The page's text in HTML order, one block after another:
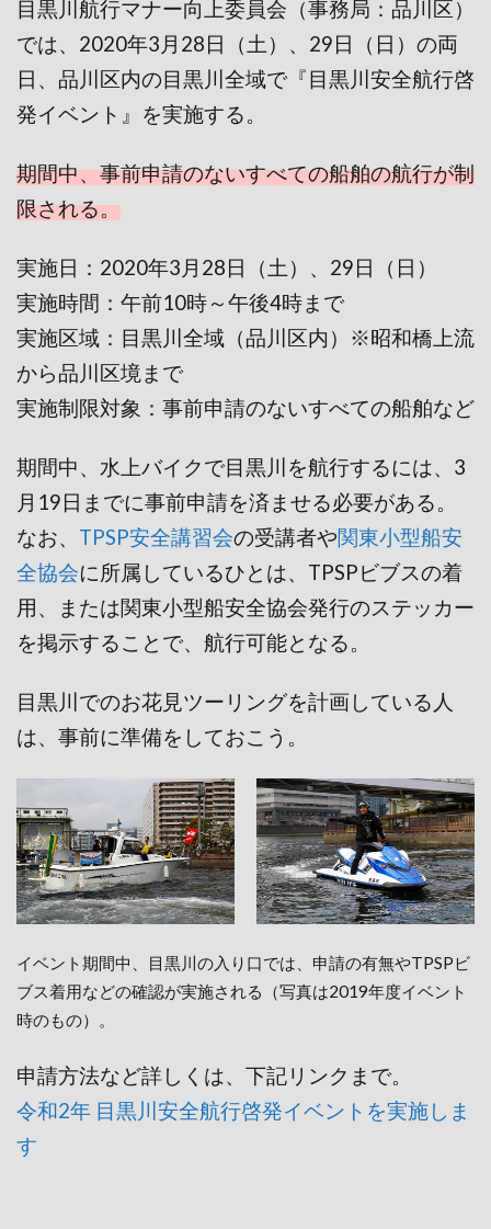
目黒川航行マナー向上委員会（事務局：品川区）
では、2020年3月28日（土）、29日（日）の両
日、品川区内の目黒川全域で『目黒川安全航行啓
発イベント』を実施する。
期間中、事前申請のないすべての船舶の航行が制
限される。
実施日：2020年3月28日（土）、29日（日）
実施時間：午前10時～午後4時まで
実施区域：目黒川全域（品川区内）※昭和橋上流
から品川区境まで
実施制限対象：事前申請のないすべての船舶など
期間中、水上バイクで目黒川を航行するには、3
月19日までに事前申請を済ませる必要がある。
なお、 TPSP安全講習会の受講者や関東小型船安
全協会に所属しているひとは、TPSPビブスの着
用、または関東小型船安全協会発行のステッカー
を掲示することで、航行可能となる。
目黒川でのお花見ツーリングを計画している人
は、事前に準備をしておこう。
イベント期間中、目黒川の入り口では、申請の有無やTPSPビ
ブス着用などの確認が実施される（写真は2019年度イベント
時のもの）。
申請方法など詳しくは、下記リンクまで。
令和2年 目黒川安全航行啓発イベントを実施しま
す